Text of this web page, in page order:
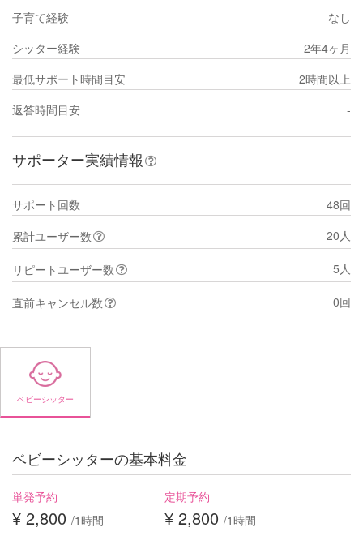
子育て経験
なし
シッター経験
2年4ヶ月
最低サポート時間目安
2時間以上
返答時間目安
-
サポーター実績情報
サポート回数
48回
累計ユーザー数
20人
リピートユーザー数 5人
直前キャンセル数 0回
ベビーシッター
ベビーシッターの基本料金
単発予約
¥ 2,800 /1時間
定期予約
¥ 2,800 /1時間